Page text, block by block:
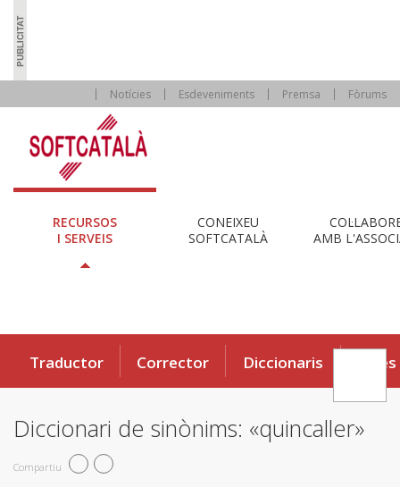
Notícies Esdeveniments Premsa Fòrums
RECURSOS
I SERVEIS
CONEIXEU
SOFTCATALÀ
AMB
Traductor Corrector Diccionaris Eines
Diccionari de sinònims: «quincaller»
Compartiu